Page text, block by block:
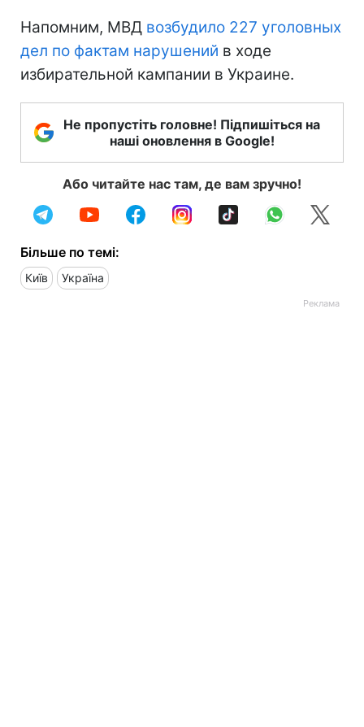
Напомним, МВД возбудило 227 уголовных
дел по фактам нарушений в ходе
избирательной кампании в Украине.
Не пропустіть головне! Підпишіться на
наші оновлення в Google!
Або читайте нас там, де вам зручно!
Більше по темі:
Київ Україна